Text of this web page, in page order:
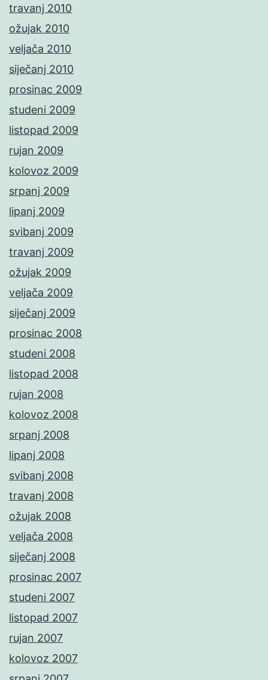
travanj 2010
ožujak 2010
veljača 2010
siječanj 2010
prosinac 2009
studeni 2009
listopad 2009
rujan 2009
kolovoz 2009
srpanj 2009
lipanj 2009
svibanj 2009
travanj 2009
ožujak 2009
veljača 2009
siječanj 2009
prosinac 2008
studeni 2008
listopad 2008
rujan 2008
kolovoz 2008
srpanj 2008
lipanj 2008
svibanj 2008
travanj 2008
ožujak 2008
veljača 2008
siječanj 2008
prosinac 2007
studeni 2007
listopad 2007
rujan 2007
kolovoz 2007